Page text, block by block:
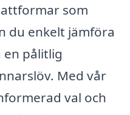
som
du enkelt jämföra
pålitlig
Med vår
val och